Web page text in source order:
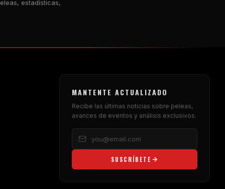
estadísticas,
MANTENTE ACTUALIZADO
Recibe las últimas noticias sobre peleas,
avances de eventos y análisis exclusivos.
SUSCRÍBETE